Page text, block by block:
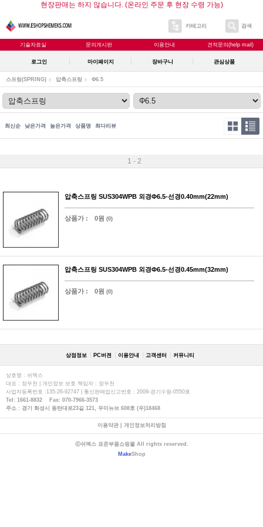
현장판매는 하지 않습니다. (온라인 주문 후 현장 수령 가능)
카테고리 검색
기술자료실 문의게시판 이용안내 견적문의(help mail)
로그인 마이페이지 장바구니 관심상품
스프링(SPRING) 압축스프링 Φ6.5
최신순 낮은가격 높은가격 상품명 최다리뷰
1 - 2
압축스프링 SUS304WPB 외경Φ6.5-선경0.40mm(22mm)
상품가 : 0원 (0)
압축스프링 SUS304WPB 외경Φ6.5-선경0.45mm(32mm)
상품가 : 0원 (0)
상점정보 PC버젼 이용안내 고객센터 커뮤니티
상호명 : 쉬멕스
대표 : 장우천 | 개인정보 보호 책임자 : 장우천
사업자등록번호 :135-26-92747 | 통신판매업신고번호 : 2009-경기수원-0550호
Tel: 1661-8832 Fax: 070-7966-3573
주소 : 경기 화성시 동탄대로23길 121, 우미뉴브 608호 (우)18468
이용약관| 개인정보처리방침
ⓒ쉬멕스 표준부품쇼핑몰 All rights reserved.
MakeShop